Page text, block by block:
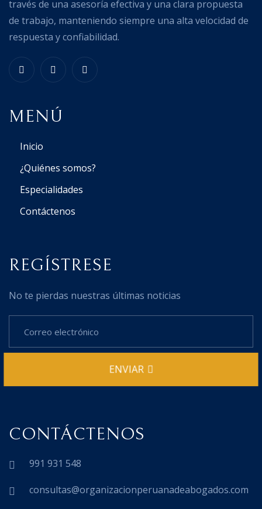
través de una asesoría efectiva y una clara propuesta
de trabajo, manteniendo siempre una alta velocidad de
respuesta y confiabilidad.
MENÚ
Inicio
¿Quiénes somos?
Especialidades
Contáctenos
REGÍSTRESE
No te pierdas nuestras últimas noticias
ENVIAR
CONTÁCTENOS
991 931 548
consultas@organizacionperuanadeabogados.com